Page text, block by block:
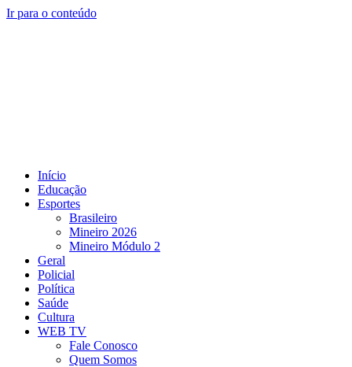
Ir para o conteúdo
Início
Educação
Esportes
Brasileiro
Mineiro 2026
Mineiro Módulo 2
Geral
Policial
Política
Saúde
Cultura
WEB TV
Fale Conosco
Quem Somos